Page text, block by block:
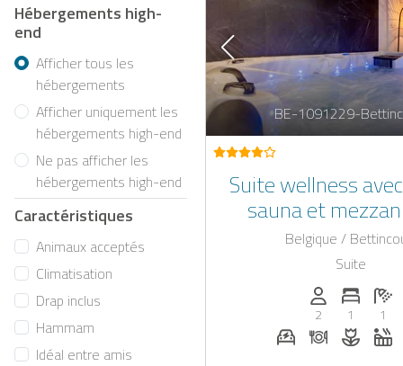
Hébergements high-
end
Afficher tous les
hébergements
Afficher uniquement les
hébergements high-end
Ne pas afficher les
hébergements high-end
Caractéristiques
Animaux acceptés
Climatisation
Drap inclus
Hammam
Idéal entre amis
BE-1091229-
Suite wellness
sauna et
province de
Belgique /
Suite
Personnes
2
Nombre
1
1
Station de
Dîner sur